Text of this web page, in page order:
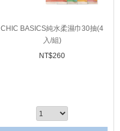
CHIC BASICS純水柔濕巾30抽(4
入/組)
NT$260